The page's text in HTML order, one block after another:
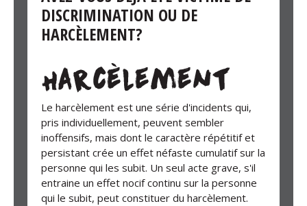
DISCRIMINATION OU DE
HARCÈLEMENT?
Le harcèlement est une série d'incidents qui,
pris individuellement, peuvent sembler
inoffensifs, mais dont le caractère répétitif et
persistant crée un effet néfaste cumulatif sur la
personne qui les subit. Un seul acte grave, s'il
entraine un effet nocif continu sur la personne
qui le subit, peut constituer du harcèlement.